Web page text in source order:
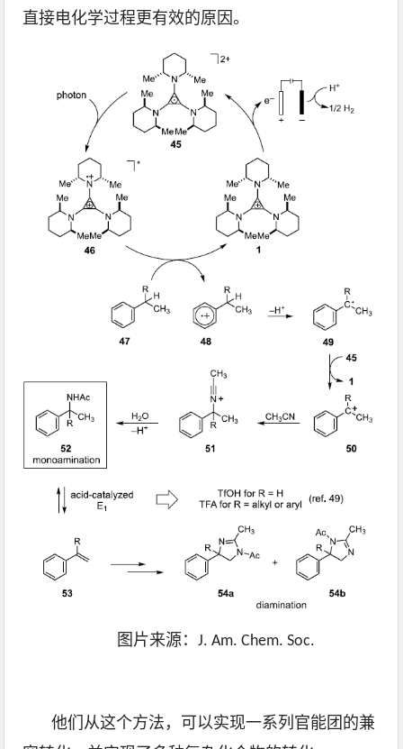
直接电化学过程更有效的原因。
图片来源：J. Am. Chem. Soc.
他们从这个方法，可以实现一系列官能团的兼